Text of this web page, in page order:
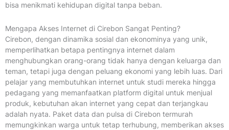
bisa menikmati kehidupan digital tanpa beban.
Mengapa Akses Internet di Cirebon Sangat Penting?
Cirebon, dengan dinamika sosial dan ekonominya yang unik,
memperlihatkan betapa pentingnya internet dalam
menghubungkan orang-orang tidak hanya dengan keluarga dan
teman, tetapi juga dengan peluang ekonomi yang lebih luas. Dari
pelajar yang membutuhkan internet untuk studi mereka hingga
pedagang yang memanfaatkan platform digital untuk menjual
produk, kebutuhan akan internet yang cepat dan terjangkau
adalah nyata. Paket data dan pulsa di Cirebon termurah
memungkinkan warga untuk tetap terhubung, memberikan akses